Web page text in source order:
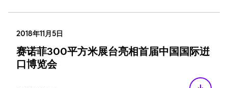
2018年11月5日
赛诺菲300平方米展台亮相首届中国国际逬
口博览会